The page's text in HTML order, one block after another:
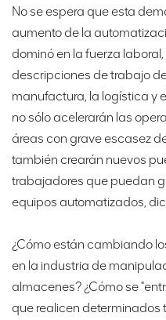
No se espera que esta
aumento de la
dominó en la fuerza
descripciones de trabajo
manufactura, la logística y
no sólo acelerarán las
áreas con grave escasez
también crearán nuevos
trabajadores que puedan
equipos automatizados,
¿Cómo están cambiando
en la industria de
almacenes? ¿Cómo se
que realicen determinados